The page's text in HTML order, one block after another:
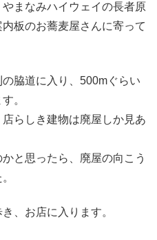
まなみハイウェイの長者原
板のお蕎麦屋さんに寄って
脇道に入り、500mぐらい
。
らしき建物は廃屋しか見あ
と思ったら、廃屋の向こう
、お店に入ります。